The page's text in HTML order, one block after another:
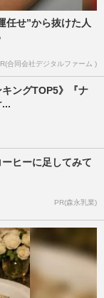
任せ”から抜けた人
合同会社デジタルファーム )
キングTOP5》『ナ
ヒーに足してみて
PR(森永乳業)